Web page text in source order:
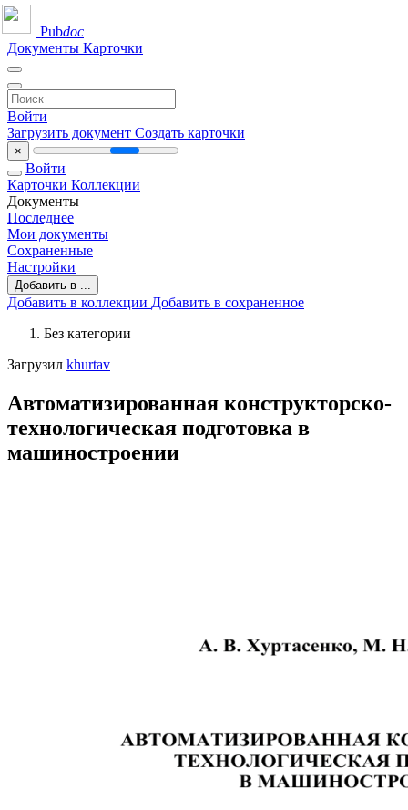
Pubdoc
Документы Карточки
Войти
Загрузить документ Создать карточки
×
Войти
Карточки Коллекции
Документы
Последнее
Мои документы
Сохраненные
Настройки
Добавить в ...
Добавить в коллекции Добавить в сохраненное
Без категории
Загрузил khurtav
Автоматизированная конструкторско-
технологическая подготовка в
машиностроении